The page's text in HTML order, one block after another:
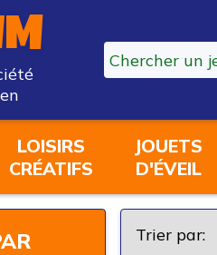
LOISIRS
CRÉATIFS
JOUETS
D'ÉVEIL
Trier par: